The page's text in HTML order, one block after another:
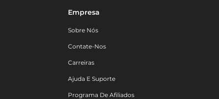
Empresa
Sobre Nós
Contate-Nos
Carreiras
Ajuda E Suporte
Programa De Afiliados